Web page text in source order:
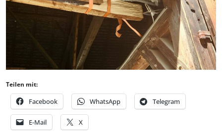
Teilen mit:
Facebook WhatsApp Telegram
E-Mail X